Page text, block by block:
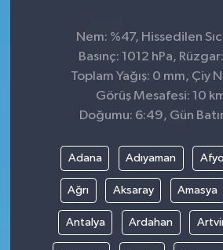
Nem: %47, Hissedilen
Basınç: 1012 hPa,
Toplam Yağış: 0 mm, Çiy
Görüş Mesafesi: 10
Doğumu: 6:49, Gün
Adana Adıyaman
Ağrı Aksaray Amasya
Antalya Ardahan